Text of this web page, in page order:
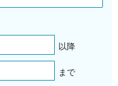
以降
まで